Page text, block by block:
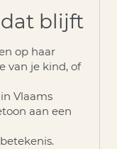
dat blijft
op haar
van je kind, of
in Vlaams
aan een